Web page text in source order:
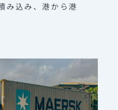
み込み、港から港